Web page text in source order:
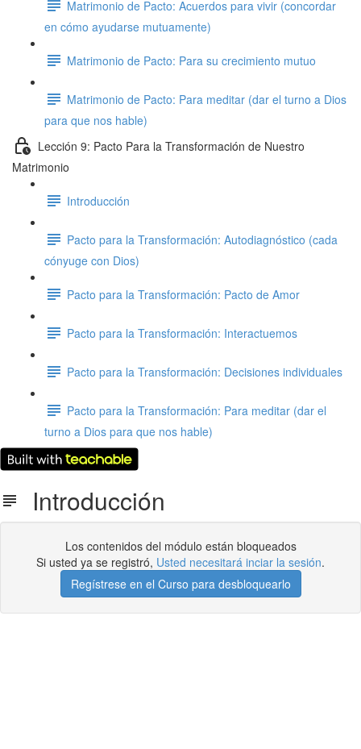
Matrimonio de Pacto: Acuerdos para vivir (concordar
en cómo ayudarse mutuamente)
Matrimonio de Pacto: Para su crecimiento mutuo
Matrimonio de Pacto: Para meditar (dar el turno a Dios
para que nos hable)
Lección 9: Pacto Para la Transformación de Nuestro
Matrimonio
Introducción
Pacto para la Transformación: Autodiagnóstico (cada
cónyuge con Dios)
Pacto para la Transformación: Pacto de Amor
Pacto para la Transformación: Interactuemos
Pacto para la Transformación: Decisiones individuales
Pacto para la Transformación: Para meditar (dar el
turno a Dios para que nos hable)
Introducción
Los contenidos del módulo están bloqueados
Si usted ya se registró, Usted necesitará inciar la sesión.
Regístrese en el Curso para desbloquearlo